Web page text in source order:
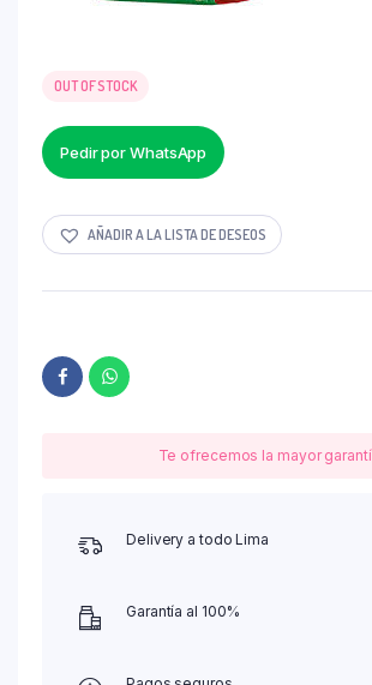
OUT OF STOCK
Pedir por WhatsApp
AÑADIR A LA LISTA DE DESEOS
Te ofrecemos la mayor
Delivery a todo Lima
Garantía al 100%